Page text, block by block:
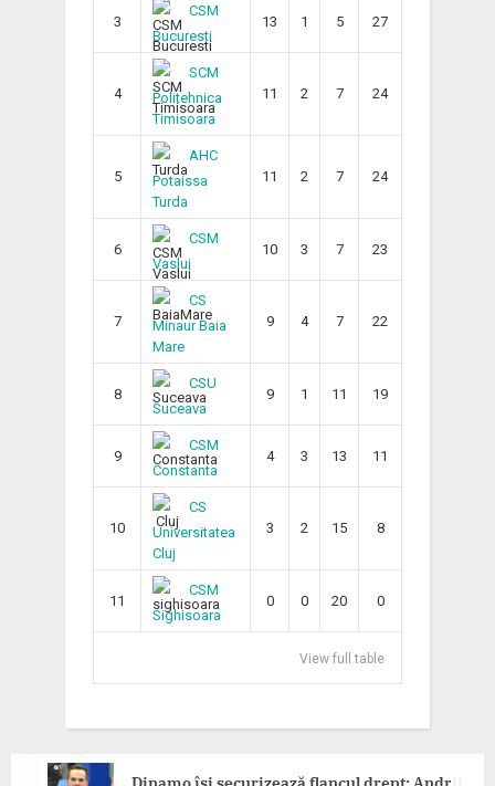
3
CSM
Bucuresti
13 1 5 27
4
SCM
Politehnica
Timisoara
11 2 7 24
5
AHC
Potaissa
Turda
11 2 7 24
6
CSM
Vaslui
10 3 7 23
7
CS
Minaur Baia
Mare
9 4 7 22
8
CSU
Suceava
9 1 11 19
9
CSM
Constanta
4 3 13 11
10
CS
Universitatea
Cluj
3 2 15 8
11
CSM
Sighisoara
0 0 20 0
View full table